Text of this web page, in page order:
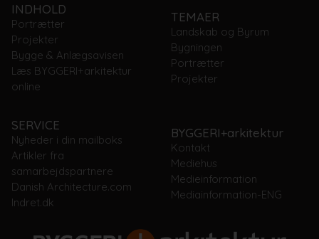
INDHOLD
Portrætter
Projekter
Bygge & Anlægsavisen
Læs BYGGERI+arkitektur
online
TEMAER
Landskab og Byrum
Bygningen
Portrætter
Projekter
SERVICE
Nyheder i din mailboks
Artikler fra
samarbejdspartnere
Danish Architecture.com
Indret.dk
BYGGERI+arkitektur
Kontakt
Mediehus
Medieinformation
Mediainformation-ENG